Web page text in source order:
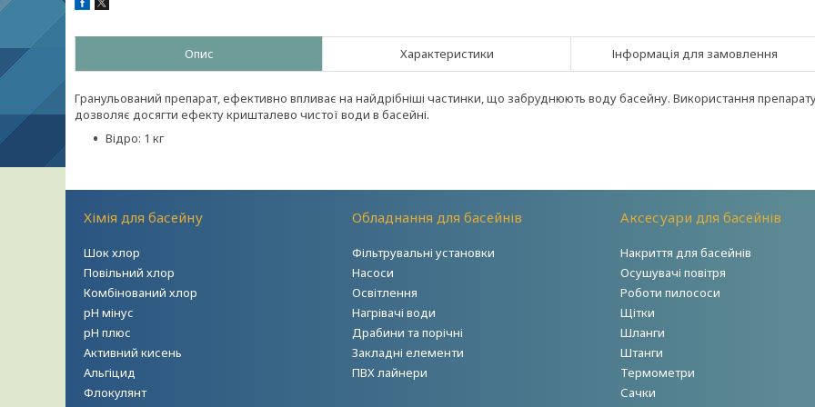
Опис Характеристики Інформація для замовлення
Гранульований препарат, ефективно впливає на найдрібніші частинки, що забруднюють воду басейну. Використання
дозволяє досягти ефекту кришталево чистої води в басейні.
Відро: 1 кг
Хімія для басейну
Шок хлор
Повільний хлор
Комбінований хлор
рН мінус
рН плюс
Активний кисень
Альгіцид
Флокулянт
Обладнання для басейнів
Фільтрувальні установки
Насоси
Освітлення
Нагрівачі води
Драбини та порічні
Закладні елементи
ПВХ лайнери
Аксесуари для басейнів
Накриття для басейнів
Осушувачі повітря
Роботи пилососи
Щітки
Шланги
Штанги
Термометри
Сачки